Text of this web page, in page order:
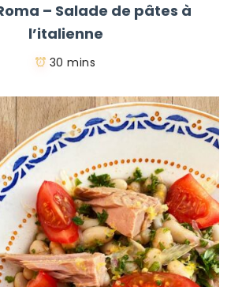
– Salade de pâtes à
l’italienne
30 mins